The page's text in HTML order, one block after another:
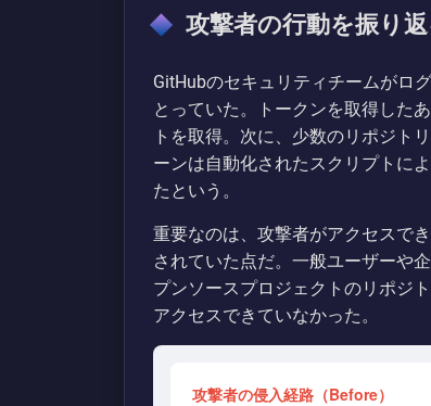
攻撃者の行動を振り返
GitHubのセキュリティチームがロ
とっていた。トークンを取得した
トを取得。次に、少数のリポジト
ーンは自動化されたスクリプトに
たという。
重要なのは、攻撃者がアクセスで
されていた点だ。一般ユーザーや
プンソースプロジェクトのリポジ
アクセスできていなかった。
攻撃者の侵入経路（Before）